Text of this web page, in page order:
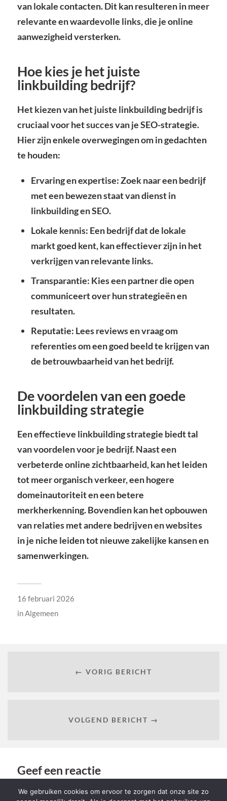
van lokale contacten. Dit kan resulteren in meer
relevante en waardevolle links, die je online
aanwezigheid versterken.
Hoe kies je het juiste
linkbuilding bedrijf?
Het kiezen van het juiste linkbuilding bedrijf is
cruciaal voor het succes van je SEO-strategie.
Hier zijn enkele overwegingen om in gedachten
te houden:
Ervaring en expertise: Zoek naar een bedrijf
met een bewezen staat van dienst in
linkbuilding en SEO.
Lokale kennis: Een bedrijf dat de lokale
markt goed kent, kan effectiever zijn in het
verkrijgen van relevante links.
Transparantie: Kies een partner die open
communiceert over hun strategieën en
resultaten.
Reputatie: Lees reviews en vraag om
referenties om een goed beeld te krijgen van
de betrouwbaarheid van het bedrijf.
De voordelen van een goede
linkbuilding strategie
Een effectieve linkbuilding strategie biedt tal
van voordelen voor je bedrijf. Naast een
verbeterde online zichtbaarheid, kan het leiden
tot meer organisch verkeer, een hogere
domeinautoriteit en een betere
merkherkenning. Bovendien kan het opbouwen
van relaties met andere bedrijven en websites
in je niche leiden tot nieuwe zakelijke kansen en
samenwerkingen.
16 februari 2026
inAlgemeen
← VORIG BERICHT
VOLGEND BERICHT →
Geef een reactie
We gebruiken cookies om ervoor te zorgen dat onze site zo